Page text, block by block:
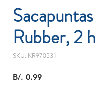
Rubber, 2
SKU: KR970531
B/. 0.99Precio